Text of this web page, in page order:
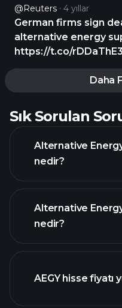
@Reuters 4 yıllar
German firms sign
alternative energy
https://t.co/
https://t.co/
Daha
Sık Sorulan
Alternative
nedir?
gelişmiş grafik
Alternative
nedir?
AEGY hisse fiyatı